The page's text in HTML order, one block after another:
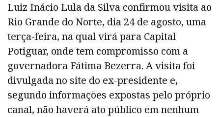
Luiz Inácio Lula da Silva confirmou visita ao
Rio Grande do Norte, dia 24 de agosto, uma
terça-feira, na qual virá para Capital
Potiguar, onde tem compromisso com a
governadora Fátima Bezerra. A visita foi
divulgada no site do ex-presidente e,
segundo informações expostas pelo próprio
canal, não haverá ato público em nenhum